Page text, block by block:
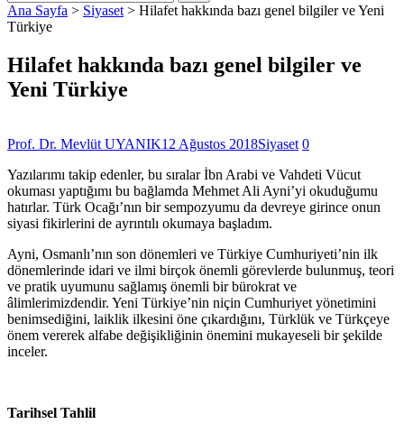
Ana Sayfa > Siyaset > Hilafet hakkında bazı genel bilgiler ve Yeni
Türkiye
Hilafet hakkında bazı genel bilgiler ve
Yeni Türkiye
Prof. Dr. Mevlüt UYANIK12 Ağustos 2018Siyaset 0
Yazılarımı takip edenler, bu sıralar İbn Arabi ve Vahdeti Vücut
okuması yaptığımı bu bağlamda Mehmet Ali Ayni’yi okuduğumu
hatırlar. Türk Ocağı’nın bir sempozyumu da devreye girince onun
siyasi fikirlerini de ayrıntılı okumaya başladım.
Ayni, Osmanlı’nın son dönemleri ve Türkiye Cumhuriyeti’nin ilk
dönemlerinde idari ve ilmi birçok önemli görevlerde bulunmuş, teori
ve pratik uyumunu sağlamış önemli bir bürokrat ve
âlimlerimizdendir. Yeni Türkiye’nin niçin Cumhuriyet yönetimini
benimsediğini, laiklik ilkesini öne çıkardığını, Türklük ve Türkçeye
önem vererek alfabe değişikliğinin önemini mukayeseli bir şekilde
inceler.
Tarihsel Tahlil